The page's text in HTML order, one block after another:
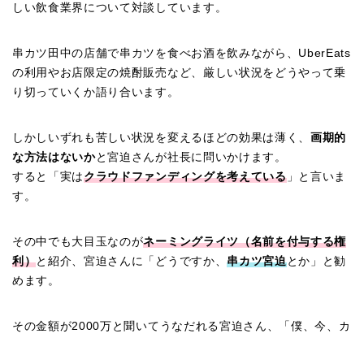
しい飲食業界について対談しています。
串カツ田中の店舗で串カツを食べお酒を飲みながら、UberEats
の利用やお店限定の焼酎販売など、厳しい状況をどうやって乗
り切っていくか語り合います。
しかしいずれも苦しい状況を変えるほどの効果は薄く、 画期的
な方法はないかと宮迫さんが社長に問いかけます。
すると「実はクラウドファンディングを考えている」と言いま
す。
その中でも大目玉なのがネーミングライツ（名前を付与する権
利）と紹介、宮迫さんに「どうですか、串カツ宮迫とか」と勧
めます。
その金額が2000万と聞いてうなだれる宮迫さん、「僕、今、カ